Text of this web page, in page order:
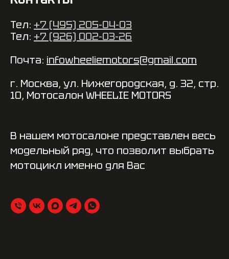
Тел: +7 (495) 205-04-03
Тел: +7 (926) 002-03-26
Почта: infowheeliemotors@gmail.com
г. Москва, ул. Нижегородская, д. 32, стр.
10, Мотосалон WHEELIE MOTORS
В нашем мотосалоне представлен весь
модельный ряд, что позволит выбрать
мотоцикл именно для Вас